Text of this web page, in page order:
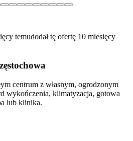
temudodał tę ofertę 10 miesięcy
centrum z własnym, ogrodzonym
wykończenia, klimatyzacja, gotowa
lub klinika.